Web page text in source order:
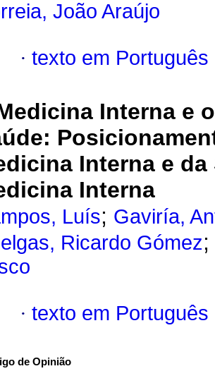
João Araújo
· texto em Português
Interna e
:
Interna e
Interna
Luís; Gaviría,
Ricardo Gómez;
· texto em Português
de Opinião